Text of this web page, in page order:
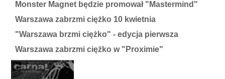
Monster Magnet będzie promował "Mastermind"
Warszawa zabrzmi ciężko 10 kwietnia
"Warszawa brzmi ciężko" - edycja pierwsza
Warszawa zabrzmi ciężko w "Proximie"